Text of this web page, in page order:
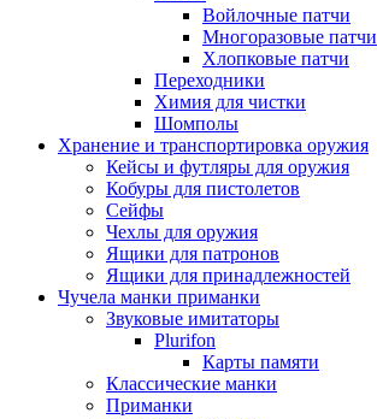
Войлочные патчи
Многоразовые патчи
Хлопковые патчи
Переходники
Химия для чистки
Шомполы
Хранение и транспортировка оружия
Кейсы и футляры для оружия
Кобуры для пистолетов
Сейфы
Чехлы для оружия
Ящики для патронов
Ящики для принадлежностей
Чучела манки приманки
Звуковые имитаторы
Plurifon
Карты памяти
Классические манки
Приманки